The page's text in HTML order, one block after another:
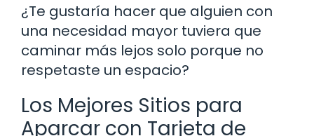
¿Te gustaría hacer que alguien con
una necesidad mayor tuviera que
caminar más lejos solo porque no
respetaste un espacio?
Los Mejores Sitios para
Aparcar con Tarjeta de